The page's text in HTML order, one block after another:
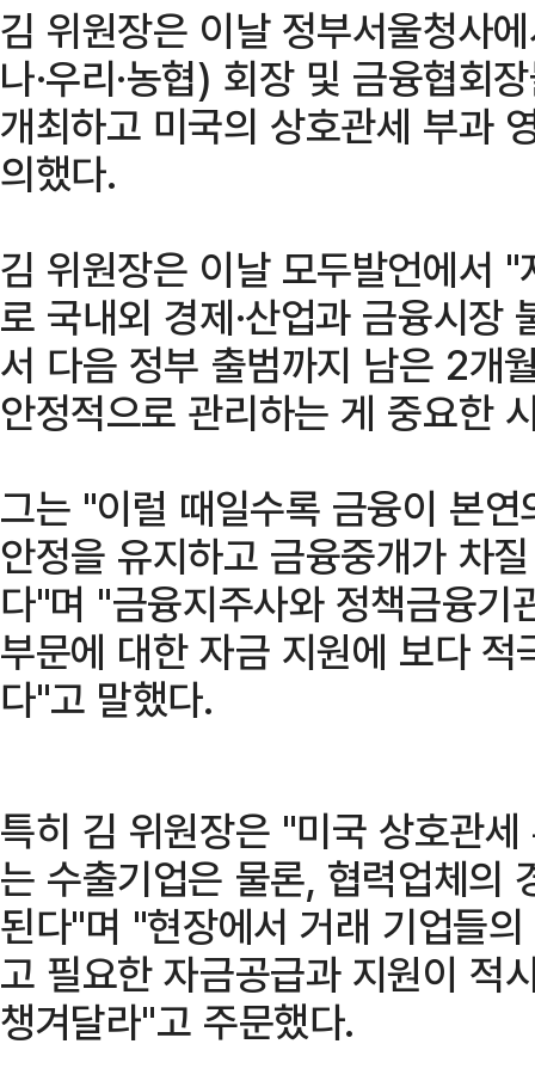
김 위원장은 이날 정부서울청사
나·우리·농협) 회장 및 금융협회
개최하고 미국의 상호관세 부과
의했다.
김 위원장은 이날 모두발언에서
로 국내외 경제·산업과 금융시장
서 다음 정부 출범까지 남은 2개
안정적으로 관리하는 게 중요한
그는 "이럴 때일수록 금융이 본
안정을 유지하고 금융중개가 차
다"며 "금융지주사와 정책금융기
부문에 대한 자금 지원에 보다
다"고 말했다.
특히 김 위원장은 "미국 상호관
는 수출기업은 물론, 협력업체의
된다"며 "현장에서 거래 기업들
고 필요한 자금공급과 지원이 적
챙겨달라"고 주문했다.